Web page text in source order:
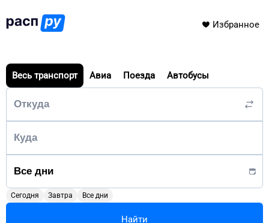
Избранное
Весь транспорт Авиа Поезда Автобусы
Сегодня Завтра Все дни
Найти